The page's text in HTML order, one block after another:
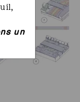
un